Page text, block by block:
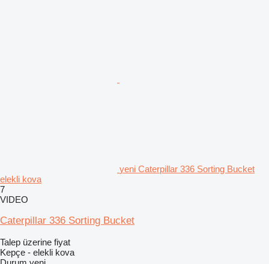
yeni Caterpillar 336 Sorting Bucket
elekli kova
7
VIDEO
Caterpillar 336 Sorting Bucket
Talep üzerine fiyat
Kepçe - elekli kova